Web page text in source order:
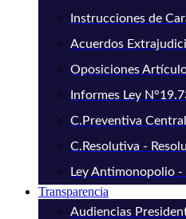
Instrucciones de
Acuerdos
Oposiciones
Informes Ley
C.Preventiva
C.Resolutiva -
Ley Antimonopolio
Transparencia
Audiencias